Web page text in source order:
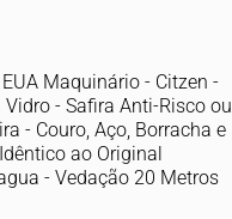
Maquinário - Citzen -
- Safira Anti-Risco ou
- Couro, Aço, Borracha e
ao Original
- Vedação 20 Metros